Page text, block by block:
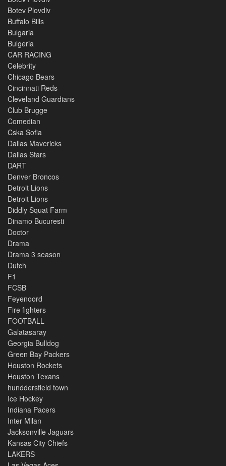
Botev Plovdiv
Buffalo Bills
Bulgaria
Bulgeria
CAR RACING
Celebrity
Chicago Bears
Cincinnati Reds
Cleveland Guardians
Club Brugge
Comedian
Cska Sofia
Dallas Mavericks
Dallas Stars
DART
Denver Broncos
Detroit Lions
Detroit Lions
Diddly Squat Farm
Dinamo Bucuresti
Doctor
Drama
Drama 3 season
Dutch
F1
FCSB
Feyenoord
Fire fighters
FOOTBALL
Galatasaray
Georgia Bulldog
Green Bay Packers
Houston Rockets
Houston Texans
hunddersfield town
Ice Hockey
Indiana Pacers
Inter Milan
Jacksonville Jaguars
Kansas City Chiefs
LAKERS